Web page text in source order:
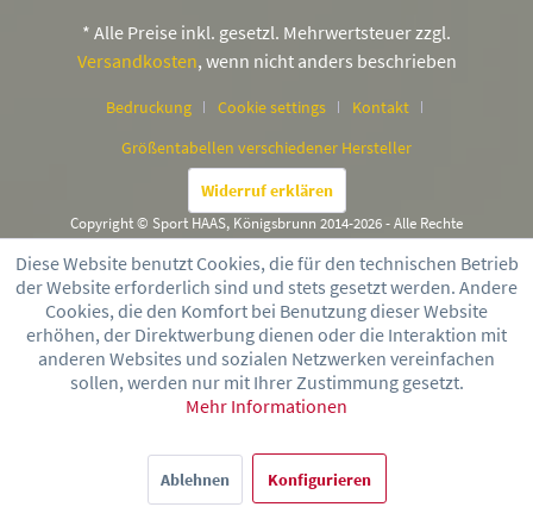
* Alle Preise inkl. gesetzl. Mehrwertsteuer zzgl.
Versandkosten, wenn nicht anders beschrieben
Bedruckung Cookie settings
Kontakt
Größentabellen verschiedener Hersteller
Widerruf erklären
Copyright © Sport HAAS, Königsbrunn 2014-2026 - Alle Rechte
vorbehalten
Diese Website benutzt Cookies, die für den technischen Betrieb
der Website erforderlich sind und stets gesetzt werden. Andere
Cookies, die den Komfort bei Benutzung dieser Website
erhöhen, der Direktwerbung dienen oder die Interaktion mit
anderen Websites und sozialen Netzwerken vereinfachen
sollen, werden nur mit Ihrer Zustimmung gesetzt.
Mehr Informationen
Ablehnen Konfigurieren